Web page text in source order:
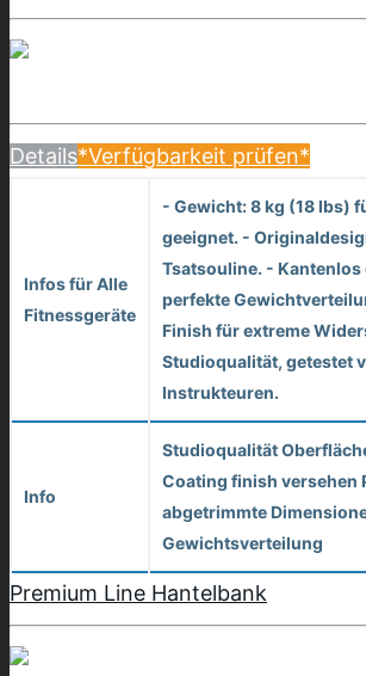
Details*Verfügbarkeit prüfen*
Infos für Alle
Fitnessgeräte
- Gewicht: 8 kg (18 lbs)
geeignet. -
Tsatsouline. -
perfekte
Finish für extreme
Studioqualität, getestet
Instrukteuren.
Info
Studioqualität
Coating finish versehen
abgetrimmte
Gewichtsverteilung
Premium Line Hantelbank